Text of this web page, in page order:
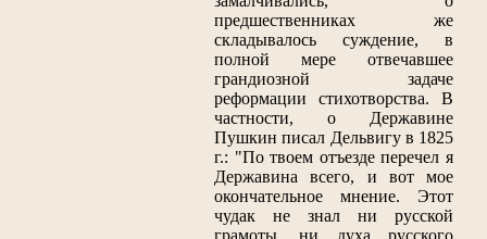
предшественниках же
складывалось суждение, в
полной мере отвечавшее
грандиозной задаче
реформации стихотворства. В
частности, о Державине
Пушкин писал Дельвигу в 1825
г.: "По твоем отъезде перечел я
Державина всего, и вот мое
окончательное мнение. Этот
чудак не знал ни русской